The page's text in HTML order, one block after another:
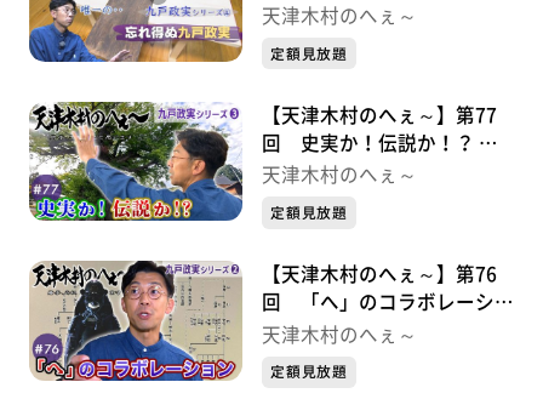
戸政実シリーズ➃
天津木村のへぇ～
定額見放題
【天津木村のへぇ～】第77
回 史実か！伝説か！？ 九
戸政実シリーズ➂
天津木村のへぇ～
定額見放題
【天津木村のへぇ～】第76
回 「へ」のコラボレーショ
ン 九戸政実シリーズ②
天津木村のへぇ～
定額見放題